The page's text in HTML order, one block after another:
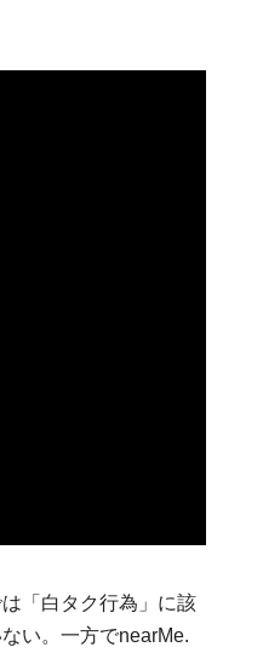
「白タク行為」に該
い。一方でnearMe.